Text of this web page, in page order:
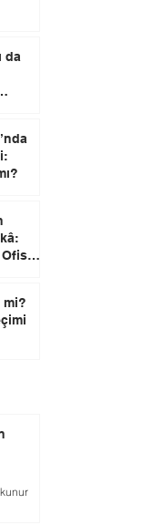
da
Ofiste
mi?